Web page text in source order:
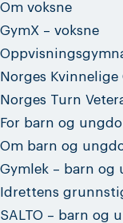
Om voksne
GymX – voksne
Norges
Norges Turn
For barn og
Om barn og
Gymlek – barn og
Idrettens
SALTO – barn og